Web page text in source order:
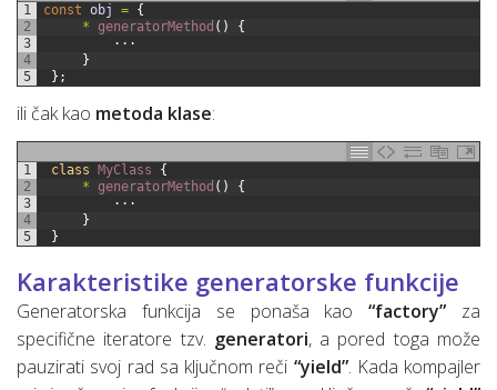
1
2
3
4
5
const obj = {
* generatorMethod ( )
{
···
}
} ;
ili čak kao metoda klase:
1
2
3
4
5
class MyClass
{
* generatorMethod ( )
{
···
}
}
Karakteristike generatorske funkcije
Generatorska funkcija se ponaša kao“factory” za
specifične iteratore tzv. generatori, a pored toga može
pauzirati svoj rad sa ključnom reči “yield”. Kada kompajler